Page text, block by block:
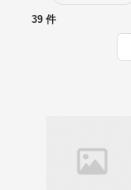
39 件